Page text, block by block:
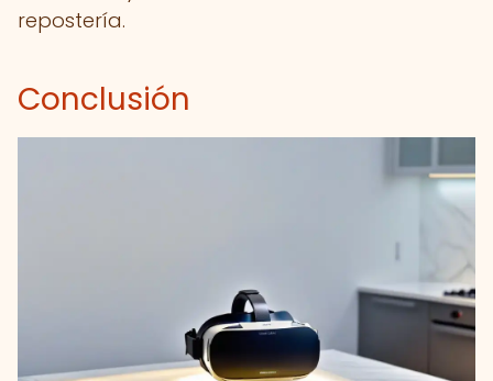
repostería.
Conclusión